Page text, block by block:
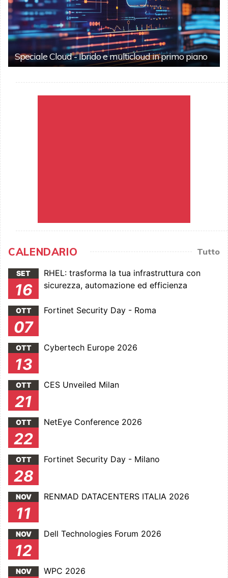
Speciale Cloud - Ibrido e multicloud in primo piano
CALENDARIO Tutto
SET
16
RHEL: trasforma la tua infrastruttura con
sicurezza, automazione ed efficienza
OTT
07
Fortinet Security Day - Roma
OTT
13
Cybertech Europe 2026
OTT
21
CES Unveiled Milan
OTT
22
NetEye Conference 2026
OTT
28
Fortinet Security Day - Milano
NOV
11
RENMAD DATACENTERS ITALIA 2026
NOV
12
Dell Technologies Forum 2026
NOV WPC 2026